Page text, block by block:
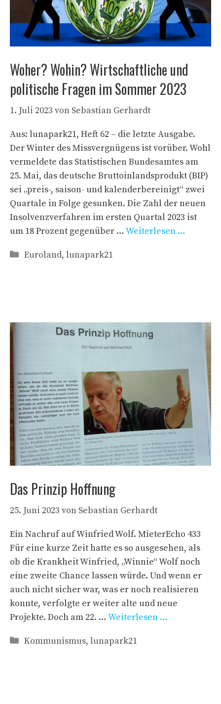
Woher? Wohin? Wirtschaftliche und
politische Fragen im Sommer 2023
1. Juli 2023 von Sebastian Gerhardt
Aus: lunapark21, Heft 62 – die letzte Ausgabe.
Der Winter des Missvergnügens ist vorüber. Wohl
vermeldete das Statistischen Bundesamtes am
25. Mai, das deutsche Bruttoinlandsprodukt (BIP)
sei „preis-, saison- und kalenderbereinigt“ zwei
Quartale in Folge gesunken. Die Zahl der neuen
Insolvenzverfahren im ersten Quartal 2023 ist
um 18 Prozent gegenüber … Weiterlesen …
Kategorien
Euroland, lunapark21
Das Prinzip Hoffnung
25. Juni 2023 von Sebastian Gerhardt
Ein Nachruf auf Winfried Wolf. MieterEcho 433
Für eine kurze Zeit hatte es so ausgesehen, als
ob die Krankheit Winfried, „Winnie“ Wolf noch
eine zweite Chance lassen würde. Und wenn er
auch nicht sicher war, was er noch realisieren
konnte, verfolgte er weiter alte und neue
Projekte. Doch am 22. … Weiterlesen …
Kategorien
Kommunismus, lunapark21